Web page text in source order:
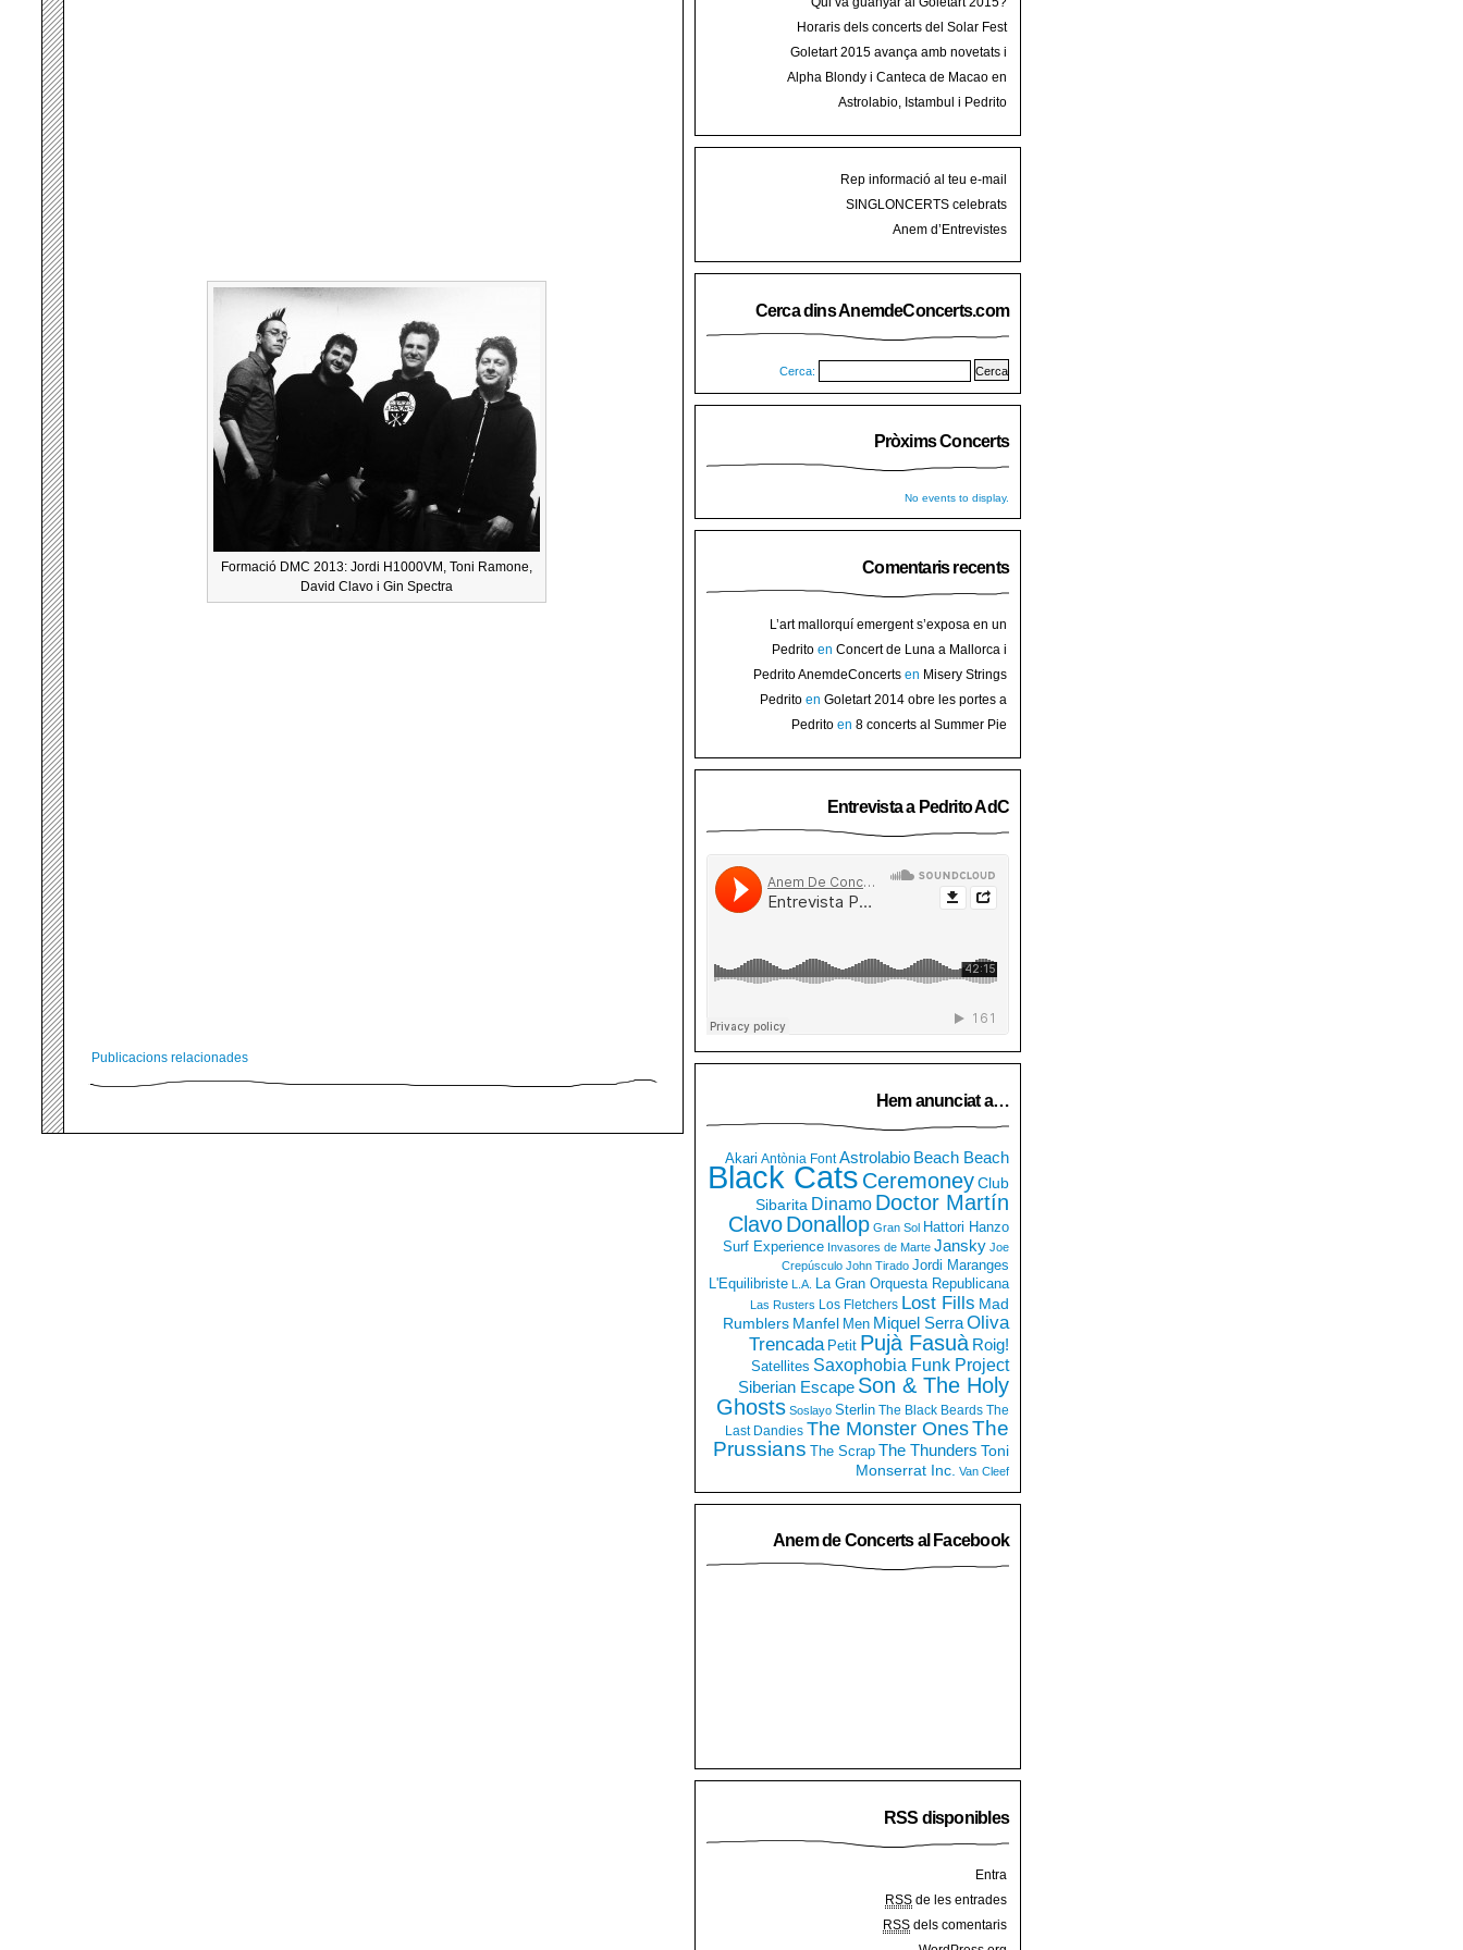
Formació DMC 2013: Jordi H1000VM, Toni Ramone,
David Clavo i Gin Spectra
Publicacions relacionades
Horaris dels concerts del Solar Fest
2015 a Mallorca
Goletart 2015 avança amb novetats i
encetarà la LI Festa des Vermar amb art
Alpha Blondy i Canteca de Macao en
concert al Mallorca Roots Festival
Astrolabio, Istambul i Pedrito
Rep informació al teu e-mail
SINGLONCERTS celebrats
Anem d’Entrevistes
Cerca dins AnemdeConcerts.com
Cerca:
Pròxims Concerts
No events to display.
Comentaris recents
L’art mallorquí emergent s’exposa en un
carrer de Binissalem ⋆ Noticias de hoy
en
Binissalem
Pedrito en Concert de Luna a Mallorca i
sorteig d’entrades
Pedrito AnemdeConcerts en Misery Strings
presenten nou disc al Teatre Mar i Terra de
Pedrito en Goletart 2014 obre les portes a
l’art de Binissalem
Pedrito en 8 concerts al Summer Pie
Entrevista a Pedrito AdC
Hem anunciat a…
Akari Antònia Font Astrolabio Beach Beach
Black Cats CeremoneyClub
Sibarita Dinamo Doctor Martín
ClavoDonallop Gran Sol Hattori Hanzo
Surf Experience Invasores de Marte Jansky Joe
Crepúsculo John Tirado Jordi Maranges
L'Equilibriste L.A. La Gran Orquesta Republicana
Las Rusters Los Fletchers Lost Fills Mad
Rumblers Manfel Men Miquel SerraOliva
Trencada Petit Pujà Fasuà Roig!
Satellites Saxophobia Funk Project
Siberian Escape Son & The Holy
Ghosts Soslayo Sterlin The Black Beards The
Last Dandies The Monster OnesThe
Prussians The Scrap The Thunders Toni
Monserrat Inc. Van Cleef
Anem de Concerts al Facebook
RSS disponibles
Entra
RSS de les entrades
RSS dels comentaris